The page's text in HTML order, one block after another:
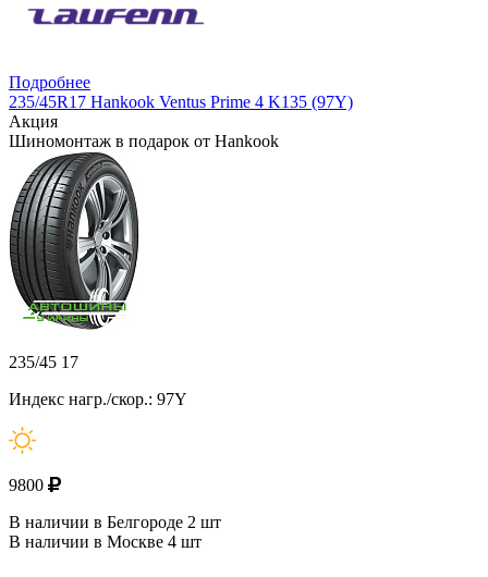
Подробнее
235/45R17 Hankook Ventus Prime 4 K135 (97Y)
Акция
Шиномонтаж в подарок от Hankook
235/45 17
Индекс нагр./скор.: 97Y
9800
В наличии в Белгороде 2 шт
В наличии в Москве 4 шт